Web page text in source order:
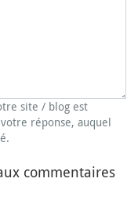
site / blog est
réponse, auquel
commentaires